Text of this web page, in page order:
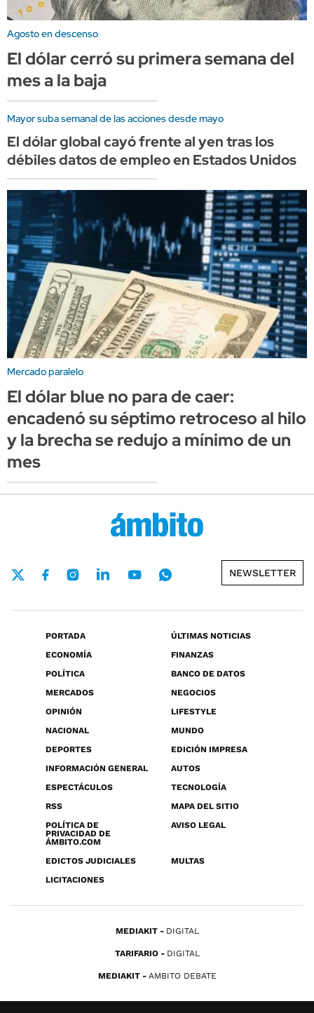
Agosto en descenso
El dólar cerró su primera semana del
mes a la baja
Mayor suba semanal de las acciones desde mayo
El dólar global cayó frente al yen tras los
débiles datos de empleo en Estados Unidos
Mercado paralelo
El dólar blue no para de caer:
encadenó su séptimo retroceso al hilo
y la brecha se redujo a mínimo de un
mes
NEWSLETTER
PORTADA
ÚLTIMAS NOTICIAS
ECONOMÍA
FINANZAS
POLÍTICA
BANCO DE DATOS
MERCADOS
NEGOCIOS
OPINIÓN
LIFESTYLE
NACIONAL
MUNDO
DEPORTES
EDICIÓN IMPRESA
INFORMACIÓN GENERAL
AUTOS
ESPECTÁCULOS
TECNOLOGÍA
RSS
MAPA DEL SITIO
POLÍTICA DE
PRIVACIDAD DE
ÁMBITO.COM
AVISO LEGAL
EDICTOS JUDICIALES
MULTAS
LICITACIONES
MEDIAKIT DIGITAL
TARIFARIO DIGITAL
MEDIAKIT AMBITO DEBATE